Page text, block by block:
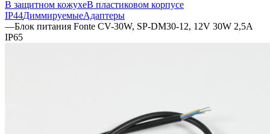
В защитном кожухеВ пластиковом корпусе
IP44ДиммируемыеАдаптеры
—Блок питания Fonte CV-30W, SP-DM30-12, 12V 30W 2,5A
IP65